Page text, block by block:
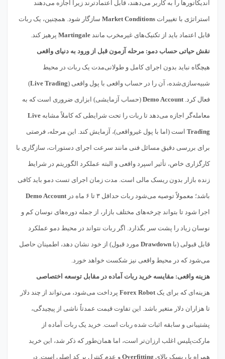
اندیکاتورها را به کاربر می‌دهند، قابل اعتمادترند زیرا اجازه می‌دهند
استراتژی با تغییرات Market Conditions سازگار شود. همچنین، یک ربات
قابل اعتماد باید از تکنیک‌های غیرمخرب مانند Martingale پرهیز کند.
نقش حیاتی حساب دمو: مرحله آزمون قبل از ورود به دنیای واقعی
هیچگاه نباید بدون اجرای کامل و طولانی‌مدت یک ربات در محیط
شبیه‌سازی‌شده، آن را در حساب واقعی با پول واقعی (Live Trading
)
فعال کرد.Demo Account (حساب آزمایشی) ابزاری ضروری است که به
معامله‌گر اجازه می‌دهد تا ربات را تحت شرایطی که کاملاً مشابه Live
Trading است (اما با پول غیرواقعی)، آزمایش کند. این مرحله، فرصتی
برای بررسی دقیق مسائل فنی مانند سرعت اجرای دستورات، سازگاری با
کارگزاری خاص، تأثیر اسپرد واقعی و البته عملکرد الگوریتم در شرایط
زنده بازار بدون ریسک مالی است. مدت زمان اجرای تست دمو باید کافی
باشد؛ معمولاً توصیه می‌شود ربات حداقل ۳ تا ۶ ماه در Demo Account
اجرا شود تا بتواند چرخه‌های مختلف بازار، از جمله دوره‌های نوسان کم و
نوسان زیاد را پشت سر بگذارد. اگر ربات نتواند در محیط دمو عملکرد
قابل قبولی (با Drawdown مورد قبول) از خود نشان دهد، اطمینان حاصل
می‌شود که در محیط واقعی نیز شکست خواهد خورد.
هزینه واقعی: مقایسه خرید ربات آماده در مقابل توسعه اختصاصی
هزینه‌ای که برای یکForex Robot پرداخت می‌شود، می‌تواند از چند دلار
تا هزاران دلار متغیر باشد. این تفاوت قیمت عمدتاً ناشی از پیچیدگی،
پشتیبانی و سابقه اثبات شده ربات است. خرید یک ربات آماده از
مارکت‌پلیس اغلب ارزان‌تر است، اما همان‌طور که ذکر شد، این خرید
همراه با ریسک بالای Overfitting و عدم کنترل بر کد اصلی است. در